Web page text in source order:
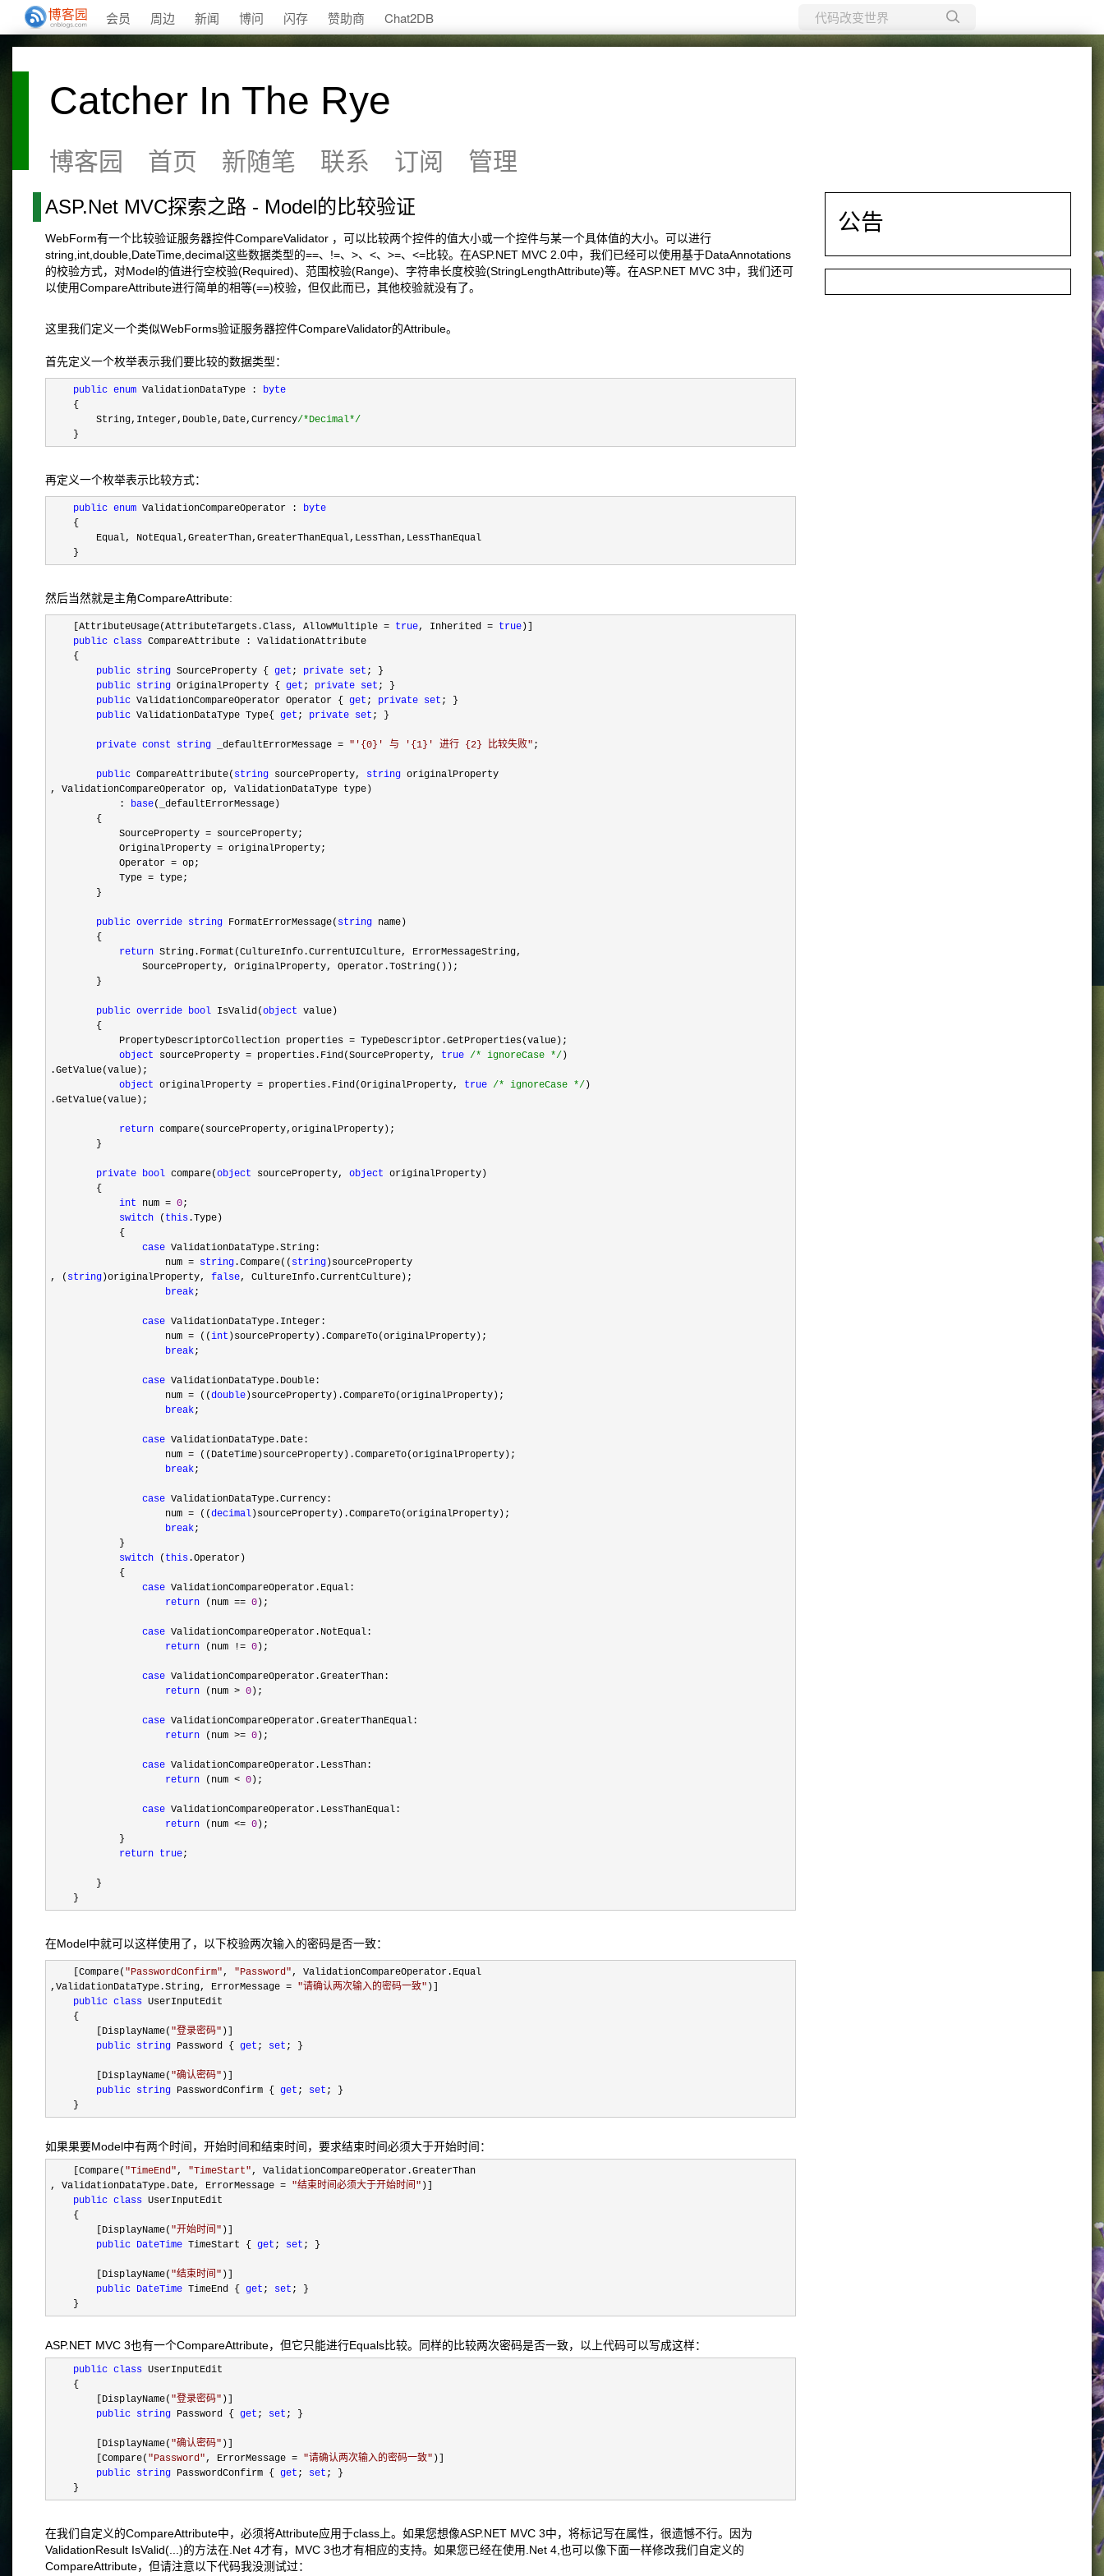
会员 周边 新闻 博问 闪存 赞助商 Chat2DB
所有博客
Catcher In The Rye
博客园 首页 新随笔 联系 订阅 管理
ASP.Net MVC探索之路 - Model的比较验证
WebForm有一个比较验证服务器控件CompareValidator ，可以比较两个控件的值大小或一个控件与某一个具体值的大小。可以进行
string,int,double,DateTime,decimal这些数据类型的==、!=、>、<、>=、<=比较。在ASP.NET MVC 2.0中，我们已经可以使用基于DataAnnotations
的校验方式，对Model的值进行空校验(Required)、范围校验(Range)、字符串长度校验(StringLengthAttribute)等。在ASP.NET MVC 3中，我们还可
以使用CompareAttribute进行简单的相等(==)校验，但仅此而已，其他校验就没有了。
这里我们定义一个类似WebForms验证服务器控件CompareValidator的Attribule。
首先定义一个枚举表示我们要比较的数据类型：
public enum ValidationDataType : byte
{
String,Integer,Double,Date,Currency/*Decimal*/
}
再定义一个枚举表示比较方式：
public enum ValidationCompareOperator : byte
{
Equal, NotEqual,GreaterThan,GreaterThanEqual,LessThan,LessThanEqual
}
然后当然就是主角CompareAttribute:
[AttributeUsage(AttributeTargets.Class, AllowMultiple = true, Inherited = true )]
public class CompareAttribute : ValidationAttribute
{
public string SourceProperty { get ; private set ; }
public string OriginalProperty { get ; private set ; }
public ValidationCompareOperator Operator { get ; private set ; }
public ValidationDataType Type{ get ; private set ; }
private const string _defaultErrorMessage = " '{0}' 与 '{1}' 进行 {2} 比较失败" ;
public CompareAttribute( string sourceProperty, string originalProperty
, ValidationCompareOperator op, ValidationDataType type)
: base(_defaultErrorMessage)
{
SourceProperty = sourceProperty;
OriginalProperty = originalProperty;
Operator = op;
Type = type;
}
public override string FormatErrorMessage( string name)
{
return String.Format(CultureInfo.CurrentUICulture, ErrorMessageString,
SourceProperty, OriginalProperty, Operator.ToString());
}
public override bool IsValid(object value)
{
PropertyDescriptorCollection properties = TypeDescriptor.GetProperties(value);
object sourceProperty = properties.Find(SourceProperty, true /* ignoreCase */ )
.GetValue(value);
object originalProperty = properties.Find(OriginalProperty, true /* ignoreCase */ )
.GetValue(value);
return compare(sourceProperty,originalProperty);
}
private bool compare(object sourceProperty, object originalProperty)
{
int num = 0;
switch ( this .Type)
{
case ValidationDataType.String:
num = string .Compare(( string )sourceProperty
, ( string )originalProperty, false, CultureInfo.CurrentCulture);
break;
case ValidationDataType.Integer:
num = ((int )sourceProperty).CompareTo(originalProperty);
break;
case ValidationDataType.Double:
num = ((double )sourceProperty).CompareTo(originalProperty);
break;
case ValidationDataType.Date:
num = ((DateTime)sourceProperty).CompareTo(originalProperty);
break;
case ValidationDataType.Currency:
num = ((decimal )sourceProperty).CompareTo(originalProperty);
break;
}
switch ( this .Operator)
{
case ValidationCompareOperator.Equal:
return (num == 0 );
case ValidationCompareOperator.NotEqual:
return (num != 0 );
case ValidationCompareOperator.GreaterThan:
return (num > 0 );
case ValidationCompareOperator.GreaterThanEqual:
return (num >= 0 );
case ValidationCompareOperator.LessThan:
return (num < 0 );
case ValidationCompareOperator.LessThanEqual:
return (num <= 0 );
}
return true;
}
}
在Model中就可以这样使用了，以下校验两次输入的密码是否一致：
[Compare( "PasswordConfirm", "Password", ValidationCompareOperator.Equal
,ValidationDataType.String, ErrorMessage = "请确认两次输入的密码一致" )]
public class UserInputEdit
{
[DisplayName( "登录密码" )]
public string Password { get ; set ; }
[DisplayName( "确认密码" )]
public string PasswordConfirm { get ; set ; }
}
如果果要Model中有两个时间，开始时间和结束时间，要求结束时间必须大于开始时间：
[Compare( "TimeEnd", "TimeStart", ValidationCompareOperator.GreaterThan
, ValidationDataType.Date, ErrorMessage = "结束时间必须大于开始时间" )]
public class UserInputEdit
{
[DisplayName( "开始时间" )]
public DateTime TimeStart { get ; set ; }
[DisplayName( "结束时间" )]
public DateTime TimeEnd { get ; set ; }
}
ASP.NET MVC 3也有一个CompareAttribute，但它只能进行Equals比较。同样的比较两次密码是否一致，以上代码可以写成这样：
public class UserInputEdit
{
[DisplayName( "登录密码" )]
public string Password { get ; set ; }
[DisplayName( "确认密码" )]
[Compare( "Password", ErrorMessage = "请确认两次输入的密码一致" )]
public string PasswordConfirm { get ; set ; }
}
在我们自定义的CompareAttribute中，必须将Attribute应用于class上。如果您想像ASP.NET MVC 3中，将标记写在属性，很遗憾不行。因为
ValidationResult IsValid(...)的方法在.Net 4才有，MVC 3也才有相应的支持。如果您已经在使用.Net 4,也可以像下面一样修改我们自定义的
CompareAttribute，但请注意以下代码我没测试过：
公告